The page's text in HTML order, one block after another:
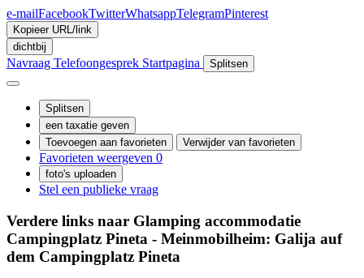
e-mailFacebookTwitterWhatsappTelegramPinterest
Kopieer URL/link
dichtbij
Navraag Telefoongesprek Startpagina Splitsen
Splitsen
een taxatie geven
Toevoegen aan favorieten
Verwijder van favorieten
Favorieten weergeven 0
foto's uploaden
Stel een publieke vraag
Verdere links naar Glamping accommodatie
Campingplatz Pineta - Meinmobilheim: Galija auf
dem Campingplatz Pineta